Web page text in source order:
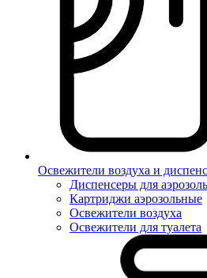
Освежители воздуха и
Диспенсеры для
Картриджи аэрозольные
Освежители воздуха
Освежители для туалета